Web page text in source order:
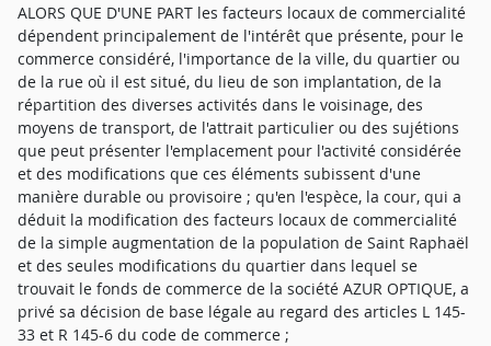
ALORS QUE D'UNE PART les facteurs locaux de commercialité
dépendent principalement de l'intérêt que présente, pour le
commerce considéré, l'importance de la ville, du quartier ou
de la rue où il est situé, du lieu de son implantation, de la
répartition des diverses activités dans le voisinage, des
moyens de transport, de l'attrait particulier ou des sujétions
que peut présenter l'emplacement pour l'activité considérée
et des modifications que ces éléments subissent d'une
manière durable ou provisoire ; qu'en l'espèce, la cour, qui a
déduit la modification des facteurs locaux de commercialité
de la simple augmentation de la population de Saint Raphaël
et des seules modifications du quartier dans lequel se
trouvait le fonds de commerce de la société AZUR OPTIQUE, a
privé sa décision de base légale au regard des articles L 145-
33 et R 145-6 du code de commerce ;